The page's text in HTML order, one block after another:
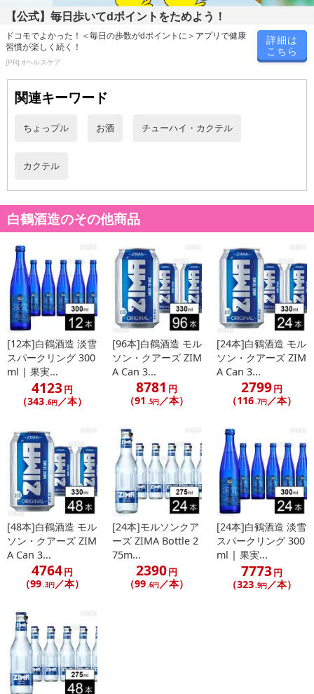
※パッケージ変更や商品リニューアル(成分など含む)等により、参考
の掲載画像や画像内のバーコードなど、お届け商品と多少異なる場
合がございます。
また、[新たな加工食品の原料原産地表示制度]の経過措置期間の終
合がございます。
あらかじめご了承いただいた上でお申込みください。なお、本理由
によるお申込み後のキャンセル・返品交換は対応いたしかねます。
※送料はお試し費用に含まれております。
【発送・お届け・商品について】
※お申込み頂きました商品の同梱、お届けの日時指定はいたしかね
ます。
※会員様のご都合でお受取りいただけない場合、商品の再発送や返
金はいたしかねます。
また、お届け日時のご指定は、お受けできません。宅配業者からの
不在票にてご対応ください。
※発送予定日は前後する場合がございます。また商品によって発送
日が異なります。
※dショッピングサンプル百貨店よりお届けする商品は、ご利用いた
だいた後のご感想をいただくことを目的としており、転売等は固く
転売等、目的以外での利用が確認された場合は、サービス利用を停
止させていただきます。
発送日カレンダー
休業日
【公式】毎日歩いてdポイントをためよう！
ドコモでよかった！＜毎日の歩数がdポイントに＞アプリで健康
習慣が楽しく続く！
[PR] dヘルスケア
詳細は
こちら
関連キーワード
ちょっプル お酒 チューハイ・カクテル
カクテル
白鶴酒造のその他商品
[12本]白鶴酒造 淡雪
スパークリング 300
ml | 果実...
4123円
（343.6円／本）
[96本]白鶴酒造 モル
ソン・クアーズ ZIM
A Can 3...
8781 円
（91 .5円／本）
[24本]白鶴酒造 モル
ソン・クアーズ ZIM
A Can 3...
2799円
（116.7円／本）
[48本]白鶴酒造 モル
ソン・クアーズ ZIM
A Can 3...
4764円
（99.3円／本）
[24本]モルソンクア
ーズ ZIMA Bottle 2
75m...
2390円
（99.6円 ／本）
[24本]白鶴酒造 淡雪
スパークリング 300
ml | 果実...
7773円
（323.9円 ／本）